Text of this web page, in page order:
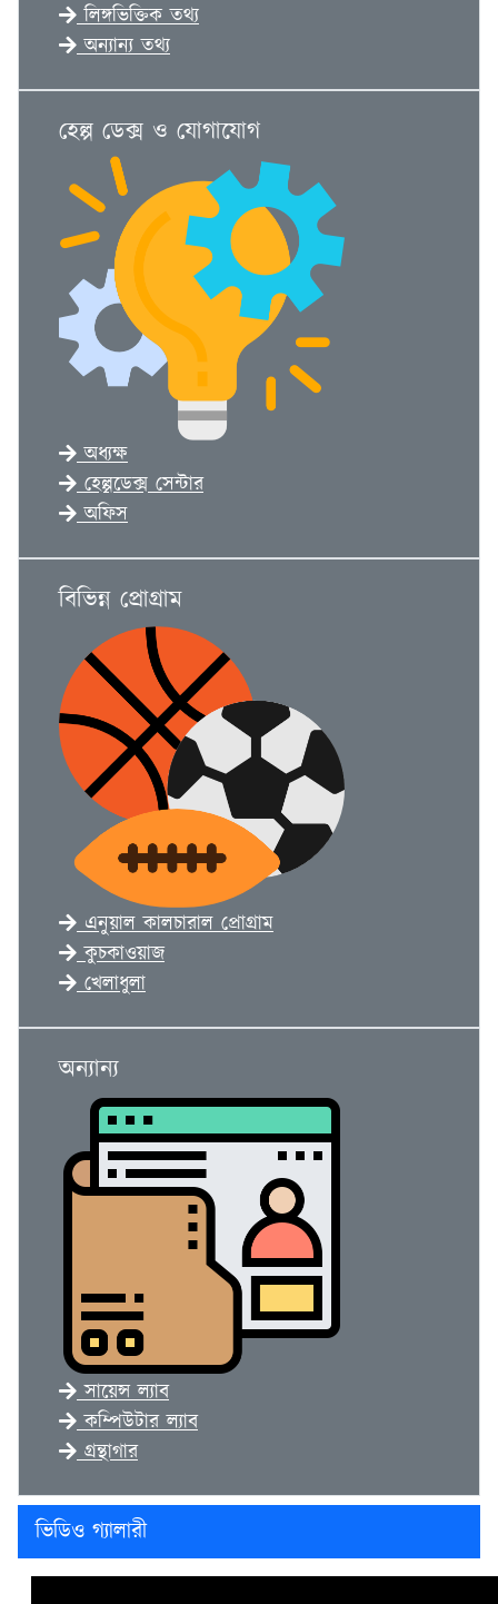
লিঙ্গভিক্তিক তথ্য
অন্যান্য তথ্য
হেল্প ডেক্স ও যোগাযোগ
অধ্যক্ষ
হেল্পডেক্স সেন্টার
অফিস
বিভিন্ন প্রোগ্রাম
এনুয়াল কালচারাল প্রোগ্রাম
কুচকাওয়াজ
খেলাধুলা
অন্যান্য
সায়েন্স ল্যাব
কম্পিউটার ল্যাব
গ্রন্থাগার
ভিডিও গ্যালারী